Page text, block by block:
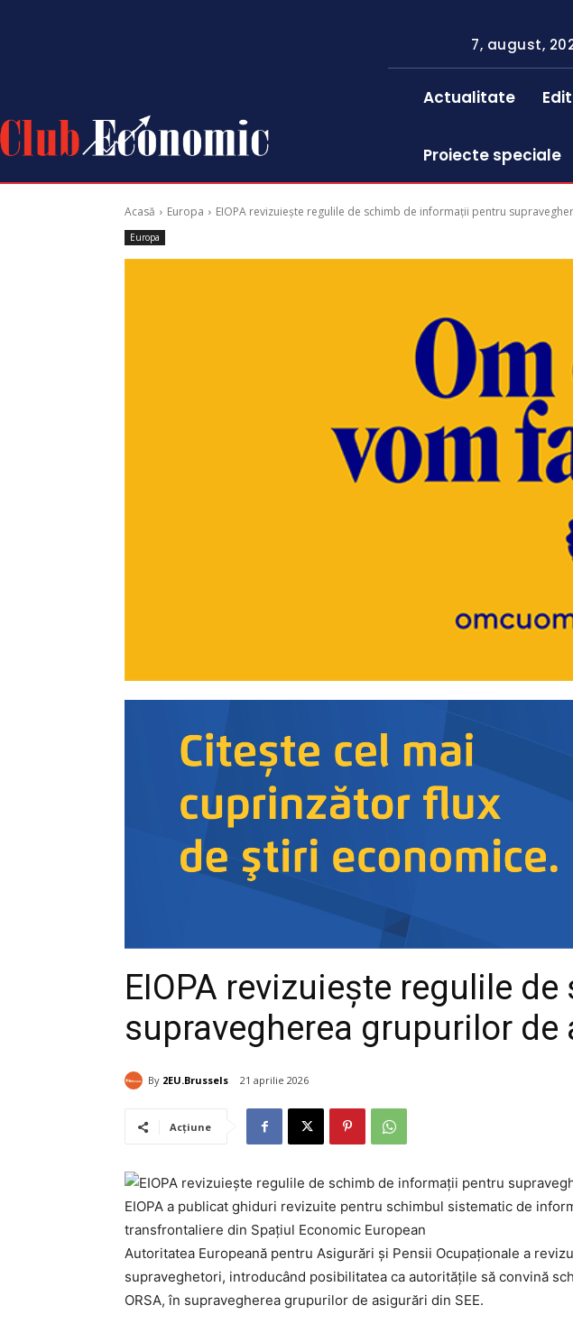
7, august,
Actualitate
Proiecte speciale
Acasă Europa EIOPA revizuiește regulile de schimb de informații pentru
Europa
EIOPA revizuiește regulile
supravegherea grupurilor de
By 2EU.Brussels 21 aprilie 2026
Acțiune
EIOPA a publicat ghiduri revizuite pentru schimbul sistematic de
transfrontaliere din Spațiul Economic European
Autoritatea Europeană pentru Asigurări și Pensii Ocupaționale a
supraveghetori, introducând posibilitatea ca autoritățile să convină
ORSA, în supravegherea grupurilor de asigurări din SEE.